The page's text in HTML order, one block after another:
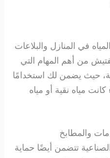
في المنازل والبلاعات
من أهم المهام التي
حيث يضمن لك استخدامًا
مياه نقية أو مياه
والمطابخ
تتضمن أيضًا حماية